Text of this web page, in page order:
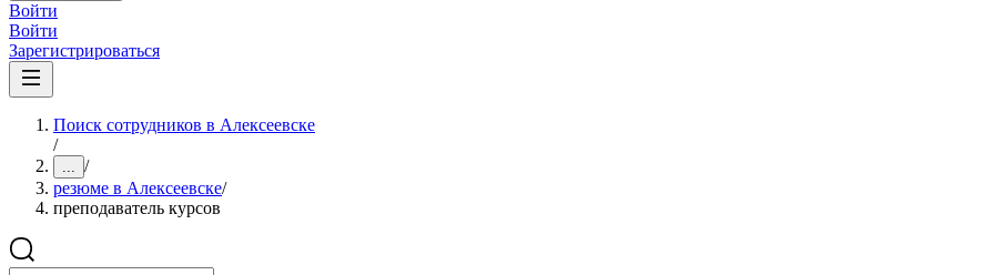
Войти
Войти
Зарегистрироваться
Поиск сотрудников в Алексеевске
/
... /
резюме в Алексеевске/
преподаватель курсов